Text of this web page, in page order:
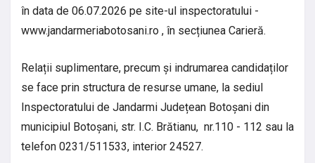
în data de 06.07.2026 pe site-ul inspectoratului -
www.jandarmeriabotosani.ro , în secțiunea Carieră.
Relații suplimentare, precum și indrumarea candidaților
se face prin structura de resurse umane, la sediul
Inspectoratului de Jandarmi Județean Botoșani din
municipiul Botoșani, str. I.C. Brătianu, nr.110 - 112 sau la
telefon 0231/511533, interior 24527.